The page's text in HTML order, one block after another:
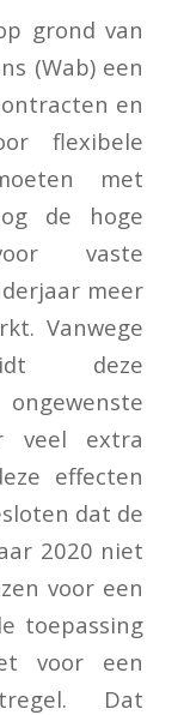
grond van
(Wab) een
en
flexibele
met
de hoge
vaste
meer
Vanwege
deze
veel extra
effecten
dat de
2020 niet
voor een
toepassing
voor een
Dat